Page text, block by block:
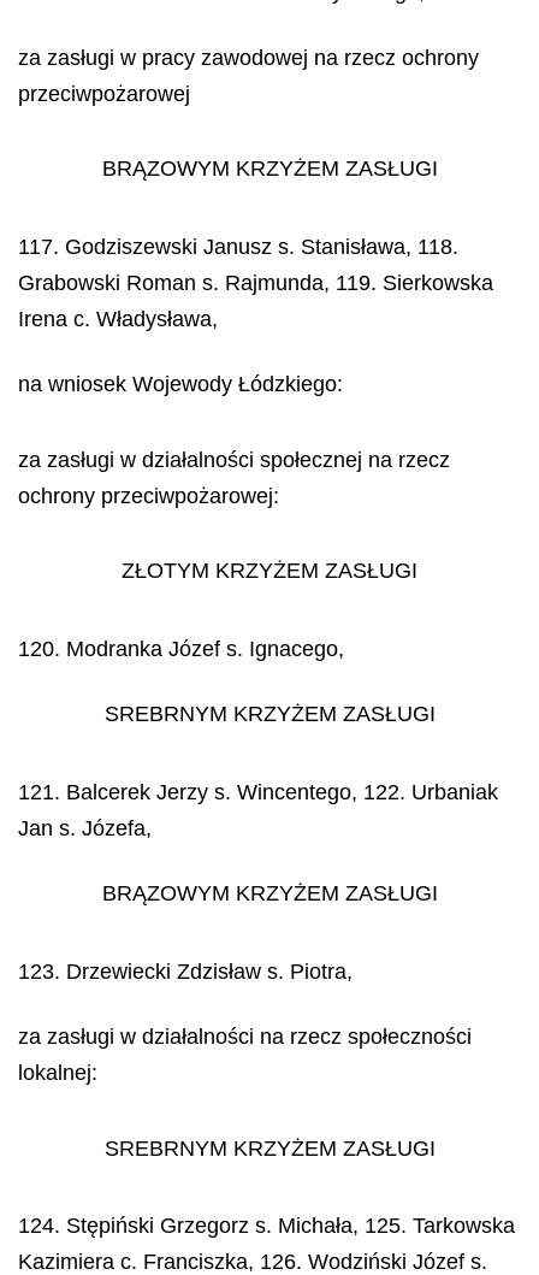
za zasługi w pracy zawodowej na rzecz ochrony
przeciwpożarowej
BRĄZOWYM KRZYŻEM ZASŁUGI
117. Godziszewski Janusz s. Stanisława, 118.
Grabowski Roman s. Rajmunda, 119. Sierkowska
Irena c. Władysława,
na wniosek Wojewody Łódzkiego:
za zasługi w działalności społecznej na rzecz
ochrony przeciwpożarowej:
ZŁOTYM KRZYŻEM ZASŁUGI
120. Modranka Józef s. Ignacego,
SREBRNYM KRZYŻEM ZASŁUGI
121. Balcerek Jerzy s. Wincentego, 122. Urbaniak
Jan s. Józefa,
BRĄZOWYM KRZYŻEM ZASŁUGI
123. Drzewiecki Zdzisław s. Piotra,
za zasługi w działalności na rzecz społeczności
lokalnej:
SREBRNYM KRZYŻEM ZASŁUGI
124. Stępiński Grzegorz s. Michała, 125. Tarkowska
Kazimiera c. Franciszka, 126. Wodziński Józef s.